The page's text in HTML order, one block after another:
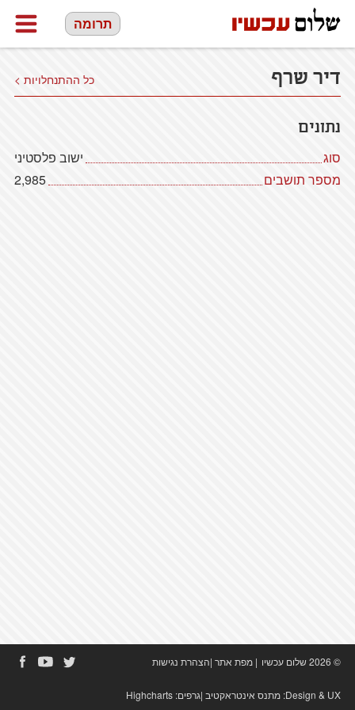
תרומה
דיר שרף כל ההתנחלויות >
נתונים
סוג
ישוב פלסטיני
מספר תושבים
2,985
© 2026 שלום עכשיו | מפת אתר|הצהרת נגישות
Design & UX: מתנס אינטראקטיב|גרפים: Highcharts